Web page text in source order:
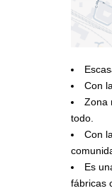
Con
Zona
todo.
Con
Es
fábricas